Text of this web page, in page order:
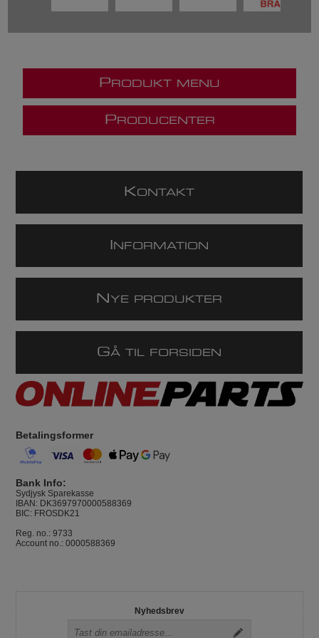
P RODUKT MENU
P RODUCENTER
KONTAKT
NFORMATION
N YE PRODUKTER
GÅ TIL FORSIDEN
Betalingsformer
Bank Info:
Sydjysk Sparekasse
IBAN: DK3697970000588369
BIC: FROSDK21
Reg. no.: 9733
Account no.: 0000588369
Nyhedsbrev